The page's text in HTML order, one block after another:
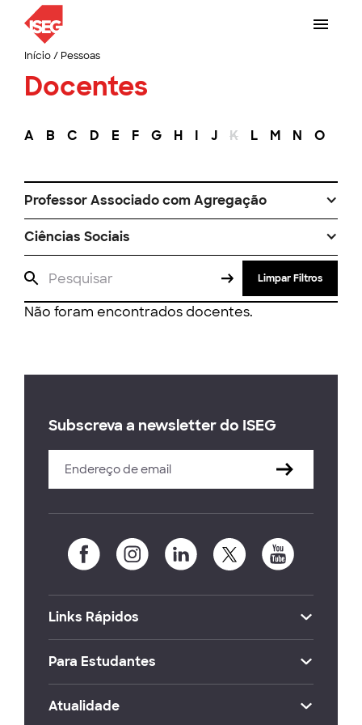
Início/ Pessoas
Docentes
A B C D E F G H I J K L M N O
Professor Associado com Agregação
Ciências Sociais
Limpar Filtros
Não foram encontrados docentes.
Subscreva a newsletter do ISEG
Links Rápidos
Para Estudantes
Atualidade